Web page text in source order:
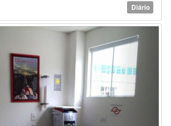
Diário
›